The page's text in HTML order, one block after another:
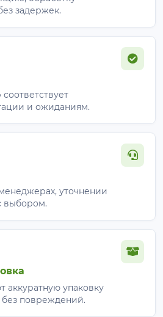
задержек.
и ожиданиям.
уточнении
выбором.
аккуратную упаковку
без повреждений.